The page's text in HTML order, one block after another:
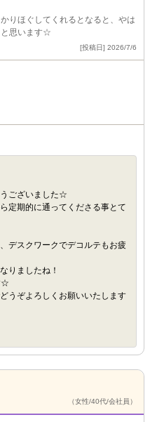
りほぐしてくれるとなると、やは
と思います☆
[投稿日] 2026/7/6
ございました☆
定期的に通ってくださる事とて
デスクワークでデコルテもお疲
りましたね！
☆
うぞよろしくお願いいたします
（女性/40代/会社員）